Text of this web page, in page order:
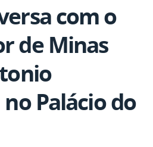
com o
de Minas
Palácio do